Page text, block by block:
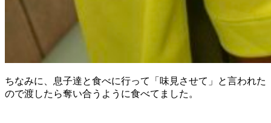
ちなみに、息子達と食べに行って「味見させて」と言われた
ので渡したら奪い合うように食べてました。